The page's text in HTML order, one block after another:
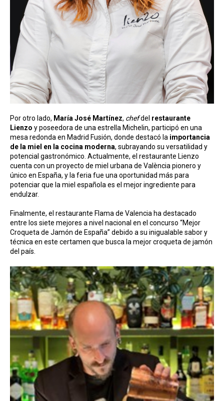
Por otro lado, María José Martínez, chefdel restaurante
Lienzo y poseedora de una estrella Michelin, participó en una
mesa redonda en Madrid Fusión, donde destacó la importancia
de la miel en la cocina moderna, subrayando su versatilidad y
potencial gastronómico. Actualmente, el restaurante Lienzo
cuenta con un proyecto de miel urbana de València pionero y
único en España, y la feria fue una oportunidad más para
potenciar que la miel española es el mejor ingrediente para
endulzar.
Finalmente, el restaurante Flama de Valencia ha destacado
entre los siete mejores a nivel nacional en el concurso “Mejor
Croqueta de Jamón de España” debido a su inigualable sabor y
técnica en este certamen que busca la mejor croqueta de jamón
del país.